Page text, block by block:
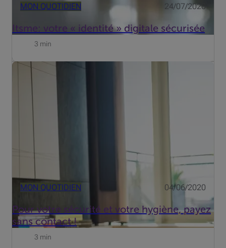
MON QUOTIDIEN 24/07/2020
Itsme: votre « identité » digitale sécurisée
3 min
MON QUOTIDIEN 04/06/2020
Pour votre sécurité et votre hygiène, payez
sans contact !
Lors des paiements aussi, l'hygiène est cruciale.Préférer
3 min